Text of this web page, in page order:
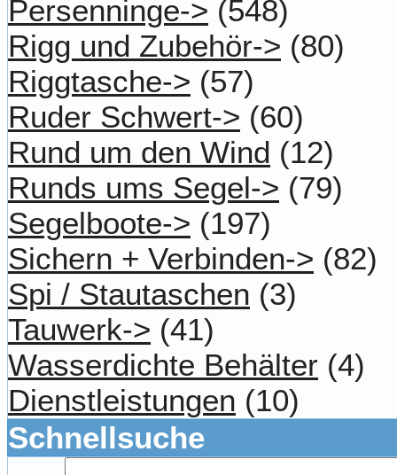
Persenninge-> (548)
Rigg und Zubehör-> (80)
Riggtasche-> (57)
Ruder Schwert-> (60)
Rund um den Wind (12)
Runds ums Segel-> (79)
Segelboote-> (197)
Sichern + Verbinden-> (82)
Spi / Stautaschen (3)
Tauwerk-> (41)
Wasserdichte Behälter (4)
Dienstleistungen (10)
Schnellsuche